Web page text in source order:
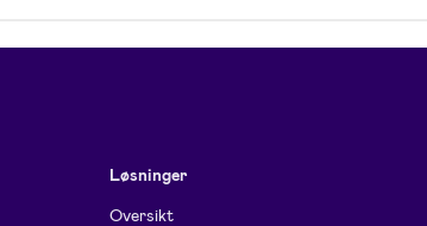
Løsninger
Oversikt